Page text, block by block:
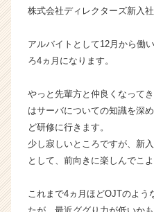
ラ
ン】
チ
ャ
成
長
業
か
株式会社ディレクターズ新入社
アルバイトとして12月から働
ろ4ヵ月になります。
やっと先輩方と仲良くなって
はサーバについての知識を深
ど研修に行きます。
少し寂しいところですが、新
として、前向きに楽しんでこ
これまで4ヵ月ほどOJTのよう